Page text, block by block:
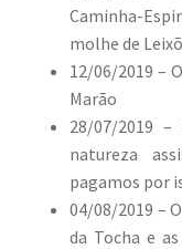
Caminha-
molhe de
12/06/2019 –
Marão
28/07/2019
natureza
pagamos por
04/08/2019 –
da Tocha e